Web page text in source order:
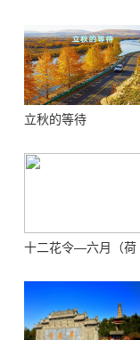
立秋的等待
十二花令—六月（荷